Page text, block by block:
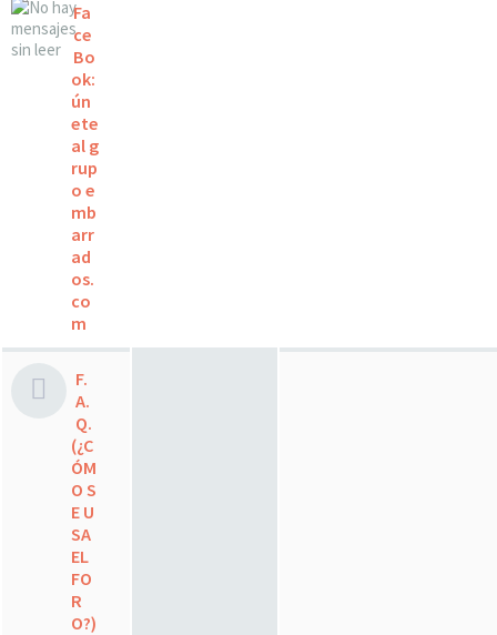
Fa
ce
Bo
ok:
ún
ete
al g
rup
o e
mb
arr
ad
os.
co
m
F.
A.
Q.
(¿C
ÓM
O S
E U
SA
EL
FO
R
O?)